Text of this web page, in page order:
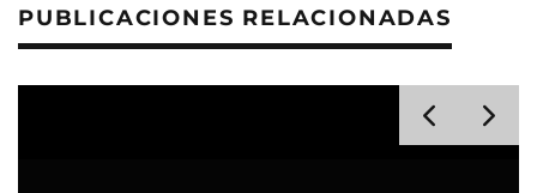
PUBLICACIONES RELACIONADAS